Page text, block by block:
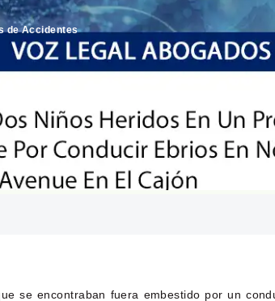
de Accidentes
se encontraban fuera embestido por un